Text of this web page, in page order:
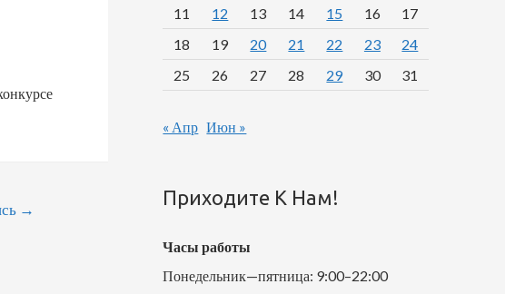
→
11
12 13 14 15 16
17
18
19 20 21 22 23
24
25
26 27 28 29 30 31
« Апр Июн »
Приходите К Нам!
Часы работы
Понедельник—пятница: 9:00–22:00